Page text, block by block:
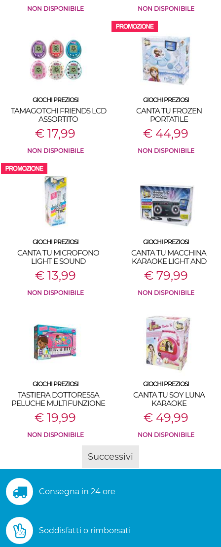
NON DISPONIBILE NON DISPONIBILE
GIOCHI PREZIOSI
TAMAGOTCHI FRIENDS LCD
ASSORTITO
€ 17,99
NON DISPONIBILE
GIOCHI PREZIOSI
CANTA TU FROZEN
PORTATILE
€ 44,99
NON DISPONIBILE
GIOCHI PREZIOSI
CANTA TU MICROFONO
LIGHT E SOUND
€ 13,99
NON DISPONIBILE
GIOCHI PREZIOSI
CANTA TU MACCHINA
KARAOKE LIGHT AND
SOUND
€ 79,99
NON DISPONIBILE
GIOCHI PREZIOSI
TASTIERA DOTTORESSA
PELUCHE MULTIFUNZIONE
€ 19,99
NON DISPONIBILE
GIOCHI PREZIOSI
CANTA TU SOY LUNA
KARAOKE
€ 49,99
NON DISPONIBILE
Successivi
Consegna in 24 ore
Soddisfatti o rimborsati